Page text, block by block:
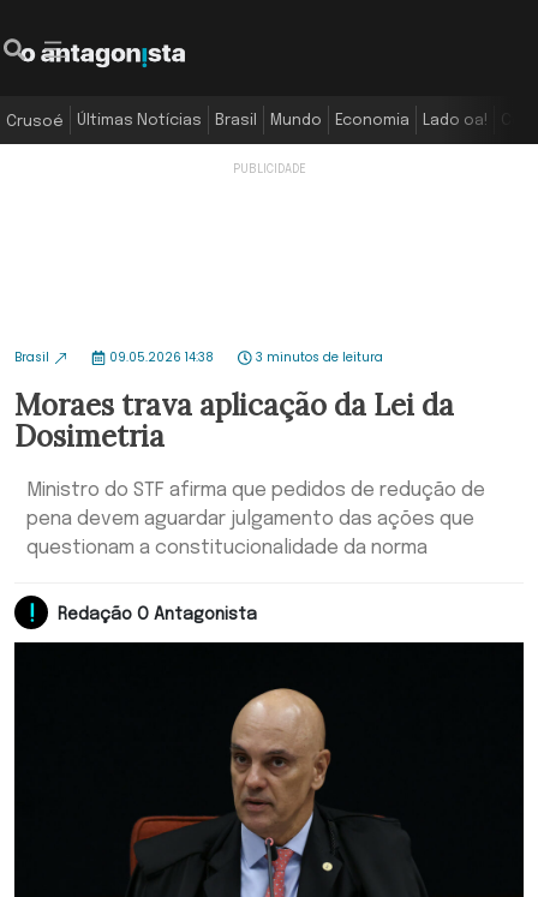
Crusoé Últimas Notícias Brasil Mundo Economia Lado oa!
Brasil 09.05.2026 14:38 3 minutos de leitura
Moraes trava aplicação da Lei da
Dosimetria
Ministro do STF afirma que pedidos de redução de
pena devem aguardar julgamento das ações que
questionam a constitucionalidade da norma
Redação O Antagonista